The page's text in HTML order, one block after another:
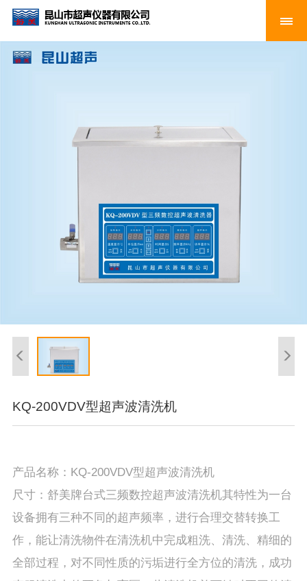
KQ-200VDV型超声波清洗机
产品名称：KQ-200VDV型超声波清洗机
尺寸：舒美牌台式三频数控超声波清洗机其特性为一台
设备拥有三种不同的超声频率，进行合理交替转换工
作，能让清洗物件在清洗机中完成粗洗、清洗、精细的
全部过程，对不同性质的污垢进行全方位的清洗，成功